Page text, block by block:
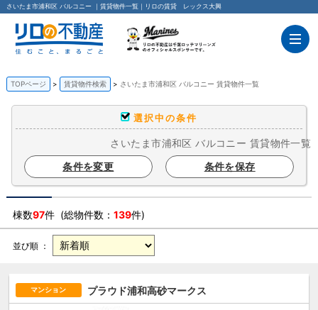
さいたま市浦和区 バルコニー ｜賃貸物件一覧｜リロの賃貸 レックス大興
TOPページ 賃貸物件検索 さいたま市浦和区 バルコニー 賃貸物件一覧
選択中の条件
さいたま市浦和区 バルコニー 賃貸物件一覧
条件を変更
条件を保存
棟数97件 (総物件数： 139件)
並び順 ：
マンション プラウド浦和高砂マークス